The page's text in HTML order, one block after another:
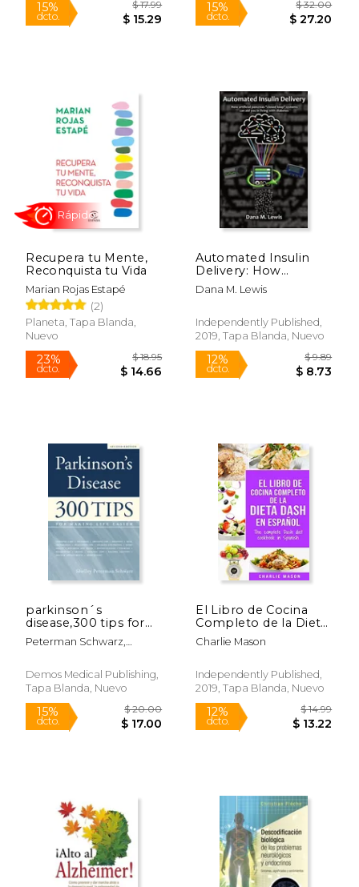
15%
dcto.
15%
dcto.
Recupera tu Mente,
Reconquista tu Vida
Marian Rojas Estapé
(2)
Planeta, Tapa Blanda,
Nuevo
23%
dcto. $ 14.66
Automated Insulin
Delivery: How
Artificial Pancreas
“Closed Loop”
in Living With
Diabetes (en Inglés)
Dana M. Lewis
Independently Published,
2019, Tapa Blanda, Nuevo
12%
dcto.
parkinson´s
disease,300 tips for
making life easier (en
Inglés)
Peterman Schwarz,
Demos Medical Publishing,
Tapa Blanda, Nuevo
El Libro de Cocina
Completo de la Dieta
Dash en Español
Charlie Mason
Independently Published,
2019, Tapa Blanda, Nuevo